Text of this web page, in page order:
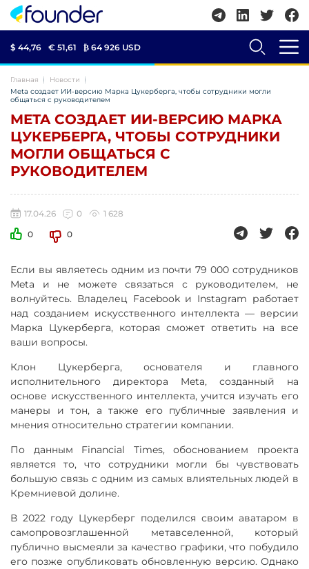
$ 44,76 € 51,61 ₿ 64 926 USD
Главная
Новости
Meta создает ИИ-версию Марка Цукерберга, чтобы сотрудники могли
общаться с руководителем
META СОЗДАЕТ ИИ-ВЕРСИЮ МАРКА
ЦУКЕРБЕРГА, ЧТОБЫ СОТРУДНИКИ
МОГЛИ ОБЩАТЬСЯ С
РУКОВОДИТЕЛЕМ
17.04.26 0
1 628
0
0
Если вы являетесь одним из почти 79 000 сотрудников
Meta и не можете связаться с руководителем, не
волнуйтесь. Владелец Facebook и Instagram работает
над созданием искусственного интеллекта — версии
Марка Цукерберга, которая сможет ответить на все
ваши вопросы.
Клон Цукерберга, основателя и главного
исполнительного директора Meta, созданный на
основе искусственного интеллекта, учится изучать его
манеры и тон, а также его публичные заявления и
мнения относительно стратегии компании.
По данным Financial Times, обоснованием проекта
является то, что сотрудники могли бы чувствовать
большую связь с одним из самых влиятельных людей в
Кремниевой долине.
В 2022 году Цукерберг поделился своим аватаром в
самопровозглашенной метавселенной, который
публично высмеяли за качество графики, что побудило
его позже опубликовать обновленную версию. Однако